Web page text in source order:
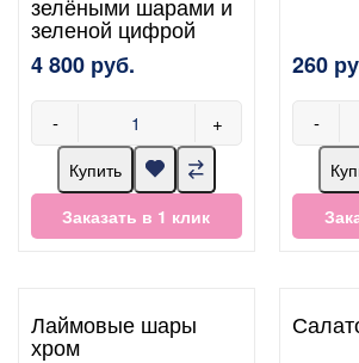
зеленой цифрой
4 800 руб.
- +
Купить
Заказать в 1 клик
260
-
Лаймовые шары
хром